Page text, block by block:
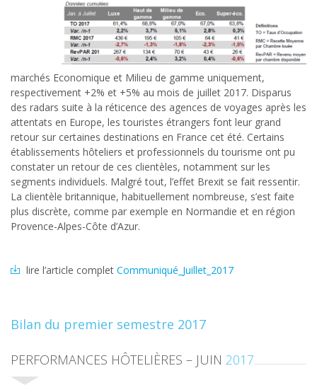
marchés Economique et Milieu de gamme uniquement,
respectivement +2% et +5% au mois de juillet 2017. Disparus
des radars suite à la réticence des agences de voyages après les
attentats en Europe, les touristes étrangers font leur grand
retour sur certaines destinations en France cet été. Certains
établissements hôteliers et professionnels du tourisme ont pu
constater un retour de ces clientèles, notamment sur les
segments individuels. Malgré tout, l’effet Brexit se fait ressentir.
La clientèle britannique, habituellement nombreuse, s’est faite
plus discrète, comme par exemple en Normandie et en région
Provence-Alpes-Côte d’Azur.
lire l’article complet Communiqué_Juillet_2017
Bilan du premier semestre 2017
PERFORMANCES HÔTELIÈRES – JUIN 2017